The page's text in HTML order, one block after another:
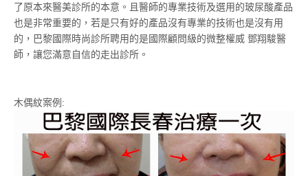
了原本來醫美診所的本意。且醫師的專業技術及選用的玻尿酸產品
也是非常重要的，若是只有好的產品沒有專業的技術也是沒有用
的，巴黎國際時尚診所聘用的是國際顧問級的微整權威 鄧翔駿醫
師，讓您滿意自信的走出診所。
木偶紋案例: